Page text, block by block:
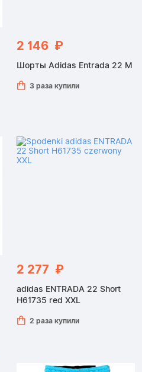
2 146 ₽
Шорты Adidas Entrada 22 M
3 раза купили
2 277 ₽
adidas ENTRADA 22 Short
H61735 red XXL
2 раза купили